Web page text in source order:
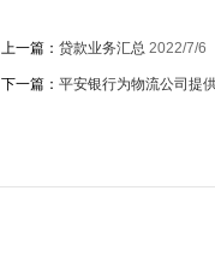
上一篇： 贷款业务汇总 2022/7/6
下一篇： 平安银行为物流公司提